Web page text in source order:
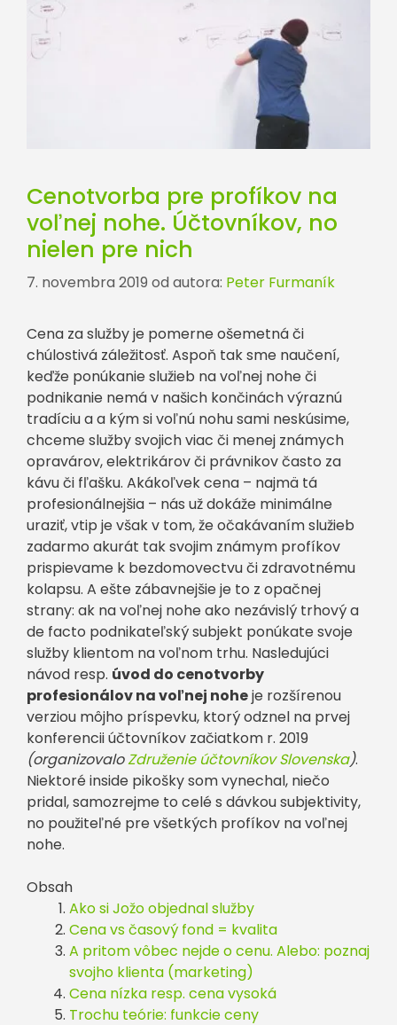
Cenotvorba pre profíkov na
voľnej nohe. Účtovníkov, no
nielen pre nich
7. novembra 2019 od autora: Peter Furmaník
Cena za služby je pomerne ošemetná či
chúlostivá záležitosť. Aspoň tak sme naučení,
keďže ponúkanie služieb na voľnej nohe či
podnikanie nemá v našich končinách výraznú
tradíciu a a kým si voľnú nohu sami neskúsime,
chceme služby svojich viac či menej známych
opravárov, elektrikárov či právnikov často za
kávu či fľašku. Akákoľvek cena – najmä tá
profesionálnejšia – nás už dokáže minimálne
uraziť, vtip je však v tom, že očakávaním služieb
zadarmo akurát tak svojim známym profíkov
prispievame k bezdomovectvu či zdravotnému
kolapsu. A ešte zábavnejšie je to z opačnej
strany: ak na voľnej nohe ako nezávislý trhový a
de facto podnikateľský subjekt ponúkate svoje
služby klientom na voľnom trhu. Nasledujúci
návod resp. úvod do cenotvorby
profesionálov na voľnej noheje rozšírenou
verziou môjho príspevku, ktorý odznel na prvej
konferencii účtovníkov začiatkom r. 2019
(organizovaloZdruženie účtovníkov Slovenska).
Niektoré inside pikošky som vynechal, niečo
pridal, samozrejme to celé s dávkou subjektivity,
no použiteľné pre všetkých profíkov na voľnej
nohe.
Obsah
Ako si Jožo objednal služby
Cena vs časový fond = kvalita
A pritom vôbec nejde o cenu. Alebo: poznaj
svojho klienta (marketing)
Cena nízka resp. cena vysoká
Trochu teórie: funkcie ceny